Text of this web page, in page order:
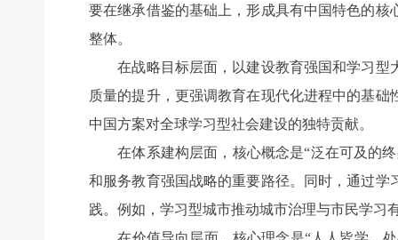
要在继承借鉴的基础上，形成具有中国特色的
整体。
在战略目标层面，以建设教育强国和学习型
质量的提升，更强调教育在现代化进程中的基
中国方案对全球学习型社会建设的独特贡献。
在体系建构层面，核心概念是“泛在可及的终
和服务教育强国战略的重要路径。同时，通过
践。例如，学习型城市推动城市治理与市民学习